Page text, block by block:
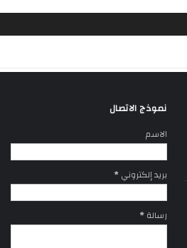
نموذج الاتصال
الاسم
بريد إلكتروني*
رسالة*